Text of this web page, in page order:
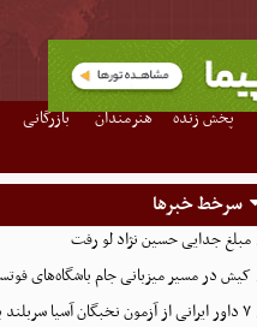
پخش زنده هنرمندان
بازرگانی
سرخط خبرها
مبلغ جدایی حسین نژاد لو رفت
کیش در مسیر میزبانی جام باشگاه‌های فوتسال
۷ داور ایرانی از آزمون نخبگان آسیا سربلند بیرون آمدند